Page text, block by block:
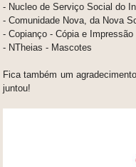
- Nucleo de Serviço Social do
- Comunidade Nova, da Nova
- Copianço - Cópia e Impressão
- NTheias - Mascotes
Fica também um
juntou!